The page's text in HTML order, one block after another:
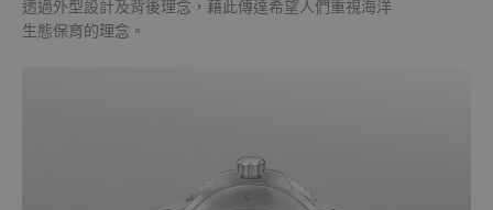
透過外型設計及背後理念，藉此傳達希望人們重視海洋
生態保育的理念。